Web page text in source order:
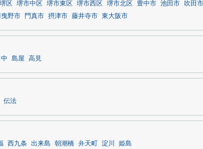
区 堺市中区 堺市東区 堺市西区 堺市北区 豊中市 池田市 吹田市
野市 門真市 摂津市 藤井寺市 東大阪市
島屋 高見
伝法
西九条 出来島 朝潮橋 弁天町 淀川 姫島